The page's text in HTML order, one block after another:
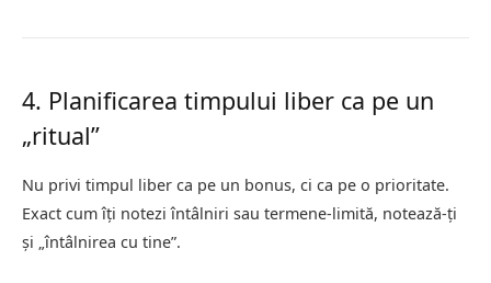
4. Planificarea timpului liber ca pe un
„ritual”
Nu privi timpul liber ca pe un bonus, ci ca pe o prioritate.
Exact cum îți notezi întâlniri sau termene-limită, notează-ți
și „întâlnirea cu tine”.